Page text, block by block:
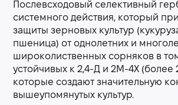
Послевсходовый селективный
системного действия, который
защиты зерновых культур
пшеница) от однолетних и
широколиственных сорняков в
устойчивых к 2,4-Д и 2М-4Х (более
которые создают значительную
вышеупомянутых культур.